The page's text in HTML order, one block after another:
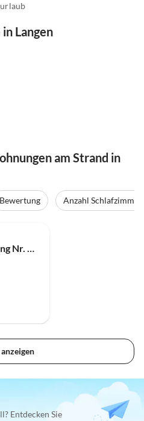
Langen
am Strand in
Bewertung Anzahl Schlafzimmer
Entdecken Sie